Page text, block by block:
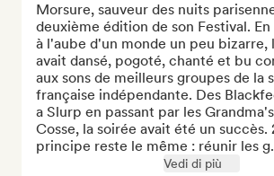
Morsure, sauveur des nuits
deuxième édition de son Festival.
à l'aube d'un monde un peu bizarre,
avait dansé, pogoté, chanté et bu
aux sons de meilleurs groupes de la
française indépendante. Des
a Slurp en passant par les
Cosse, la soirée avait été un succès.
principe reste le même : réunir les
Vedi di più